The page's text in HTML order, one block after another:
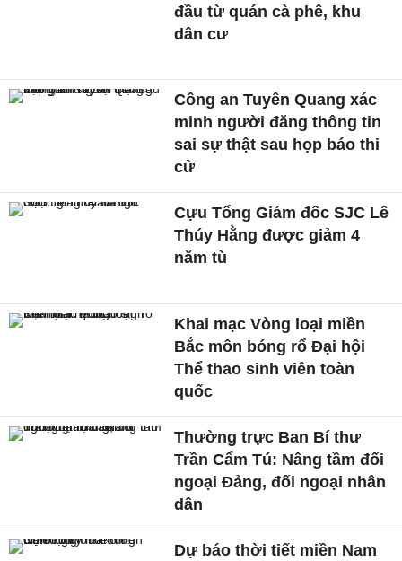
đầu từ quán cà phê, khu
dân cư
Công an Tuyên Quang xác
minh người đăng thông tin
sai sự thật sau họp báo thi
cử
Cựu Tổng Giám đốc SJC Lê
Thúy Hằng được giảm 4
năm tù
Khai mạc Vòng loại miền
Bắc môn bóng rổ Đại hội
Thể thao sinh viên toàn
quốc
Thường trực Ban Bí thư
Trần Cẩm Tú: Nâng tầm đối
ngoại Đảng, đối ngoại nhân
dân
Dự báo thời tiết miền Nam